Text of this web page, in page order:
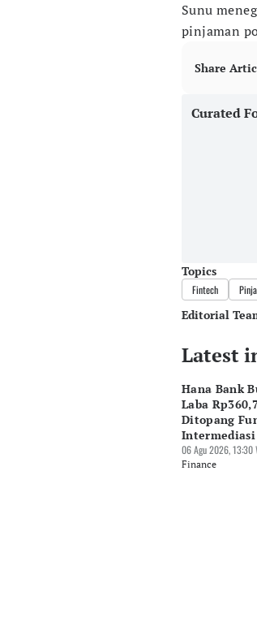
Sunu
pinjaman
Share
Curated
Topics
Fintech
Editorial
Editor
Ekarina
Editor
Eko
Latest
Hana Bank
Laba
Ditopang
Intermediasi
06 Agu 2026, 13:30
Finance